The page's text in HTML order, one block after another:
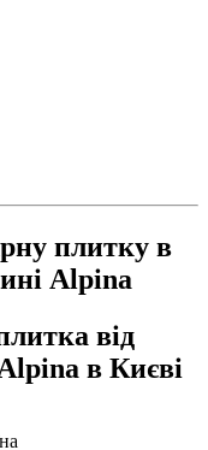
плитку в
Alpina
від
в Києві